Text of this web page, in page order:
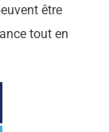
être
tout en